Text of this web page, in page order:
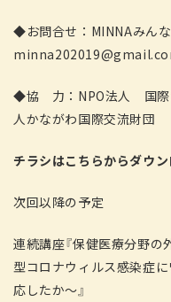
◆お問合せ：MINNAみん
◆協 力：NPO法人 国際活
人かながわ国際交流財団
チラシはこちらからダウ
次回以降の予定
連続講座『保健医療分野
型コロナウィルス感染症
応したか～』